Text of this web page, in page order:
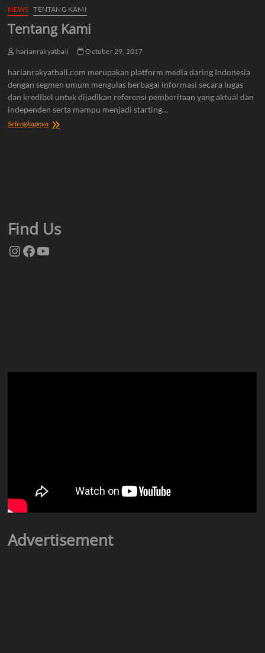
NEWS TENTANG KAMI
Tentang Kami
harianrakyatbali October 29, 2017
harianrakyatbali.com merupakan platform media daring Indonesia
dengan segmen umum mengulas berbagai informasi secara lugas
dan kredibel untuk dijadikan referensi pemberitaan yang aktual dan
independen serta mampu menjadi starting…
SelengkapnyaTentang
Find Us
Instagram
Facebook
YouTube
Advertisement